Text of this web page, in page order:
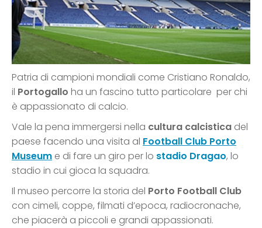
Patria di campioni mondiali come Cristiano Ronaldo,
il Portogallo ha un fascino tutto particolare per chi
è appassionato di calcio.
Vale la pena immergersi nella cultura calcistica del
paese facendo una visita al Football Club Porto
Museum e di fare un giro per lo stadio Dragao, lo
stadio in cui gioca la squadra.
Il museo percorre la storia del Porto Football Club
con cimeli, coppe, filmati d’epoca, radiocronache,
che piacerà a piccoli e grandi appassionati.